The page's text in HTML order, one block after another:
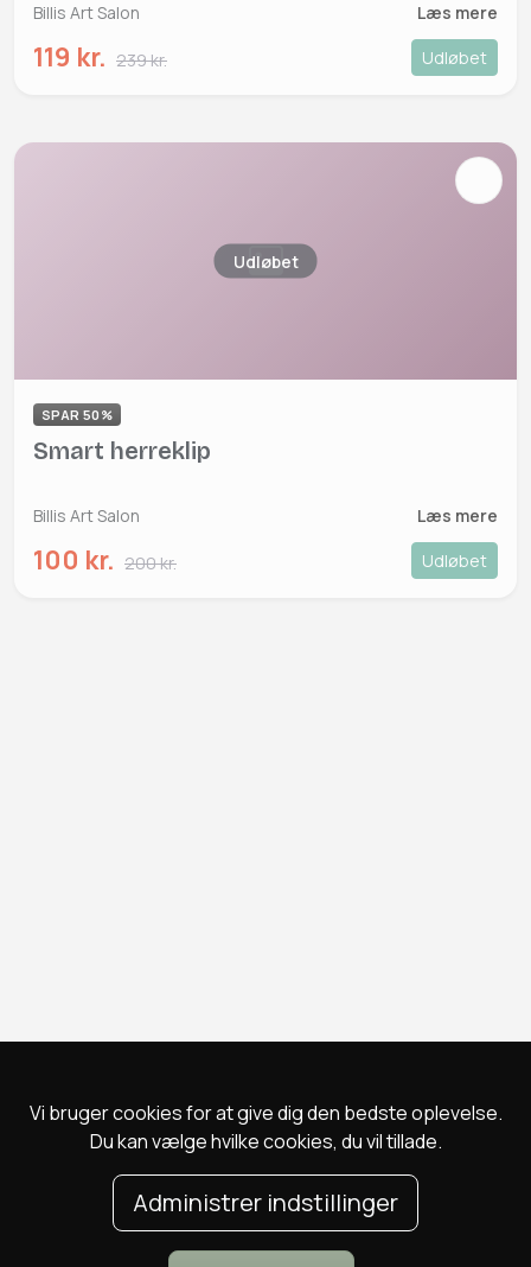
Vi bruger cookies for at give dig den bedste oplevelse.
Du kan vælge hvilke cookies, du vil tillade.
Administrer indstillinger
Billis Art Salon Læs mere
119 kr. 239 kr. Udløbet
Udløbet
SPAR 50%
Smart herreklip
Billis Art Salon Læs mere
100 kr. 200 kr. Udløbet